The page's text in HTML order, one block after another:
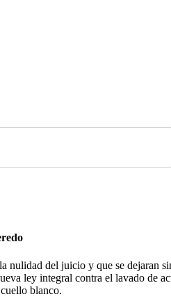
del juicio y que se dejaran
ley integral contra el lavado de
blanco.